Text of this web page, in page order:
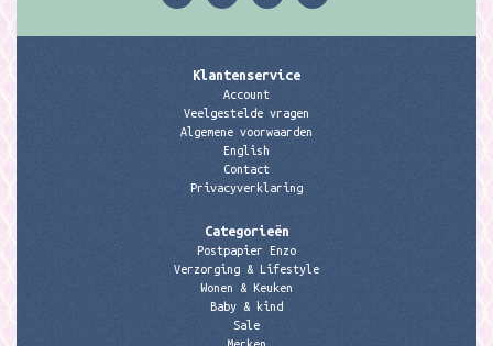
Klantenservice
Account
Veelgestelde vragen
Algemene voorwaarden
English
Contact
Privacyverklaring
Categorieën
Postpapier Enzo
Verzorging & Lifestyle
Wonen & Keuken
Baby & kind
Sale